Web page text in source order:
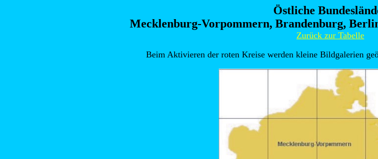
Östliche
Mecklenburg-Vorpommern, Brandenburg,
Zurück zur Tabelle
Beim Aktivieren der roten Kreise werden kleine Bildgalerien